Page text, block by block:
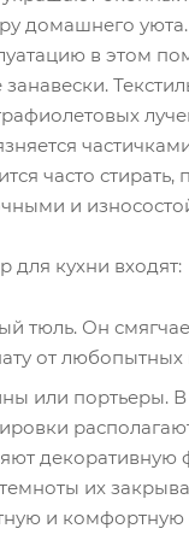
домашнего
в этом
часто стирать,
и
для кухни входят:
тюль. Он
от любопытных
или портьеры. В
декоративную
их
и комфортную